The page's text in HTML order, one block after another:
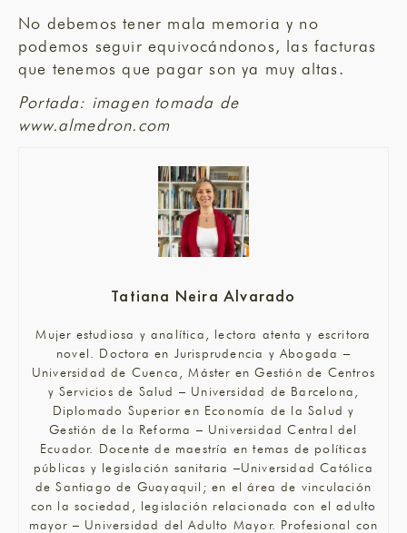
No debemos tener mala memoria y no
podemos seguir equivocándonos, las facturas
que tenemos que pagar son ya muy altas.
Portada: imagen tomada de
www.almedron.com
Tatiana Neira Alvarado
Mujer estudiosa y analítica, lectora atenta y escritora
novel. Doctora en Jurisprudencia y Abogada –
Universidad de Cuenca, Máster en Gestión de Centros
y Servicios de Salud – Universidad de Barcelona,
Diplomado Superior en Economía de la Salud y
Gestión de la Reforma – Universidad Central del
Ecuador. Docente de maestría en temas de políticas
públicas y legislación sanitaria –Universidad Católica
de Santiago de Guayaquil; en el área de vinculación
con la sociedad, legislación relacionada con el adulto
mayor – Universidad del Adulto Mayor. Profesional con